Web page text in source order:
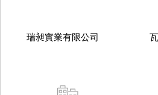
瑞昶實業有限公司